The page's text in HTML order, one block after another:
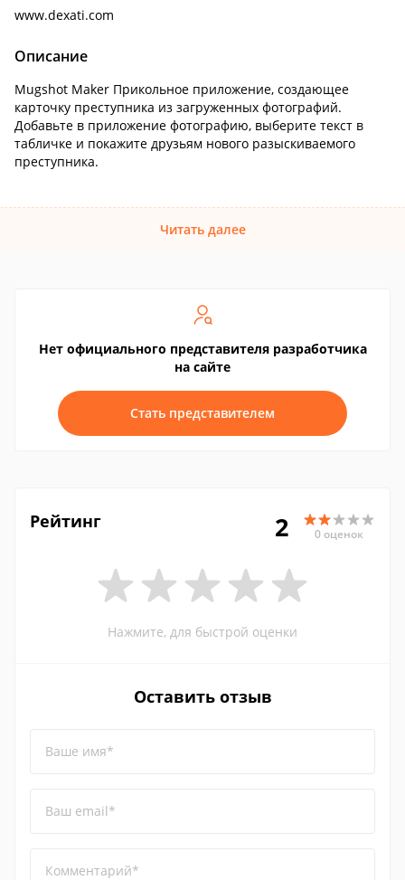
www.dexati.com
Описание
Mugshot Maker Прикольное приложение, создающее
карточку преступника из загруженных фотографий.
Добавьте в приложение фотографию, выберите текст в
табличке и покажите друзьям нового разыскиваемого
преступника.
Читать далее
Нет официального представителя разработчика
на сайте
Стать представителем
Рейтинг 2 0 оценок
Нажмите, для быстрой оценки
Оставить отзыв
Ваше имя*
Ваш email*
Комментарий*